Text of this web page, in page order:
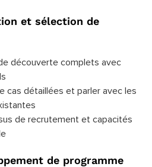
et sélection de
découverte complets avec
cas détaillées et parler avec les
de recrutement et capacités
de programme